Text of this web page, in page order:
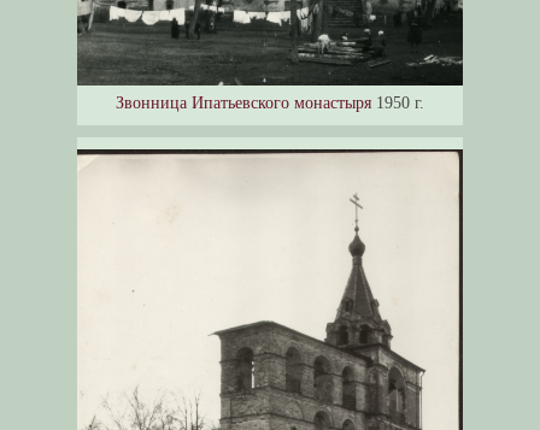
Звонница Ипатьевского монастыря 1950 г.